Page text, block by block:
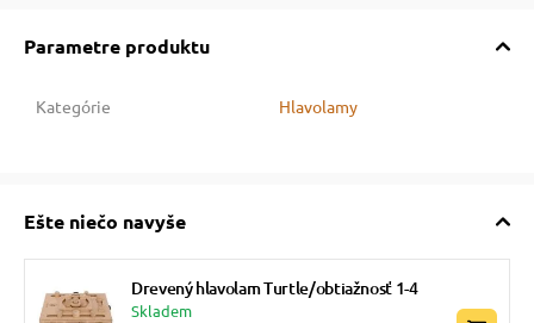
Parametre produktu
Kategórie Hlavolamy
Ešte niečo navyše
Drevený hlavolam Turtle/obtiažnosť 1-4
Skladem